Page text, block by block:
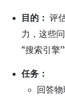
目的： 评
力，这些
“搜索引擎
任务：
回答